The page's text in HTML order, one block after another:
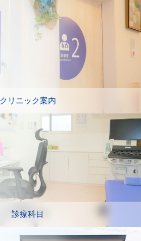
クリニック案内
診療科目